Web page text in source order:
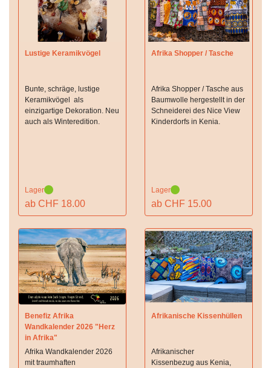
Lustige Keramikvögel
Bunte, schräge, lustige
Keramikvögel als
einzigartige Dekoration. Neu
auch als Winteredition.
Lager
ab CHF 18.00
Afrika Shopper / Tasche
Afrika Shopper / Tasche aus
Baumwolle hergestellt in der
Schneiderei des Nice View
Kinderdorfs in Kenia.
Lager
ab CHF 15.00
Benefiz Afrika
Wandkalender 2026 "Herz
in Afrika"
Afrika Wandkalender 2026
mit traumhaften
Afrikanische Kissenhüllen
Afrikanischer
Kissenbezug aus Kenia,